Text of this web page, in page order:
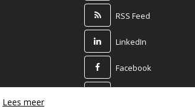
RSS Feed
LinkedIn
Facebook
Lees meer